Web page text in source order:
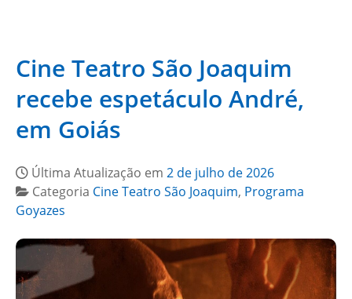
Cine Teatro São Joaquim
recebe espetáculo André,
em Goiás
Última Atualização em 2 de julho de 2026
Categoria Cine Teatro São Joaquim, Programa
Goyazes